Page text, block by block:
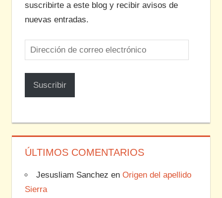
suscribirte a este blog y recibir avisos de
nuevas entradas.
Dirección
de
correo
electrónico
Suscribir
ÚLTIMOS COMENTARIOS
Jesusliam Sanchez en Origen del apellido
Sierra